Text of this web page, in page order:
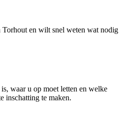
Torhout en wilt snel weten wat nodig
waar u op moet letten en welke
inschatting te maken.